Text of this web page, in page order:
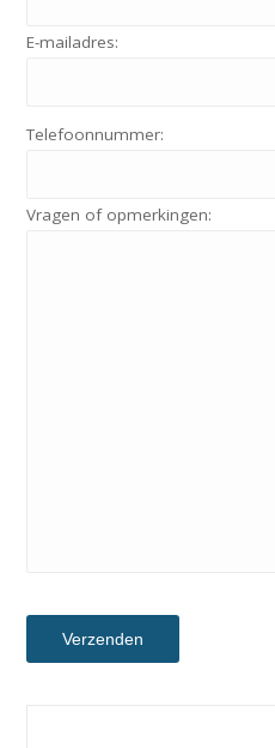
E-mailadres:
Telefoonnummer:
Vragen of opmerkingen: